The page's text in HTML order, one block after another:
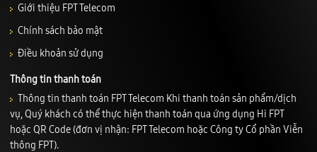
Giới thiệu FPT Telecom
Chính sách bảo mật
Điều khoản sử dụng
Thông tin thanh toán
Thông tin thanh toán FPT Telecom Khi thanh toán sản phẩm/dịch
vụ, Quý khách có thể thực hiện thanh toán qua ứng dụng Hi FPT
hoặc QR Code (đơn vị nhận: FPT Telecom hoặc Công ty Cổ phần Viễn
thông FPT).